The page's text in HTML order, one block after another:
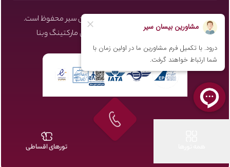
تورهای اقساطی
کلیه حقوق مادی و معنوی سایت نزد بیسان سیر محفوظ است.
طراحی و توسعه توسط شرکت دیجیتال مارکتینگوبنا